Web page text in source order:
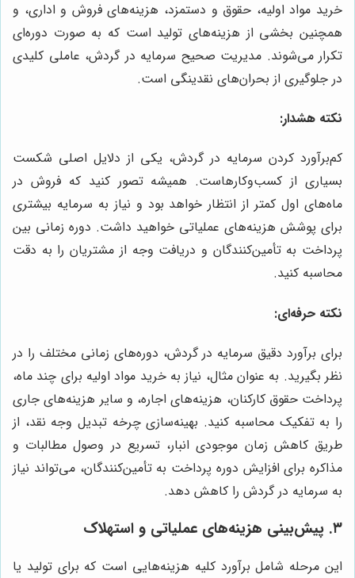
خرید مواد اولیه، حقوق و دستمزد، هزینه‌های فروش و اداری، و
همچنین بخشی از هزینه‌های تولید است که به صورت دوره‌ای
تکرار می‌شوند. مدیریت صحیح سرمایه در گردش، عاملی کلیدی
در جلوگیری از بحران‌های نقدینگی است.
نکته هشدار:
کم‌برآورد کردن سرمایه در گردش، یکی از دلایل اصلی شکست
بسیاری از کسب‌وکارهاست. همیشه تصور کنید که فروش در
ماه‌های اول کمتر از انتظار خواهد بود و نیاز به سرمایه بیشتری
برای پوشش هزینه‌های عملیاتی خواهید داشت. دوره زمانی بین
پرداخت به تأمین‌کنندگان و دریافت وجه از مشتریان را به دقت
محاسبه کنید.
نکته حرفه‌ای:
برای برآورد دقیق سرمایه در گردش، دوره‌های زمانی مختلف را در
نظر بگیرید. به عنوان مثال، نیاز به خرید مواد اولیه برای چند ماه،
پرداخت حقوق کارکنان، هزینه‌های اجاره، و سایر هزینه‌های جاری
را به تفکیک محاسبه کنید. بهینه‌سازی چرخه تبدیل وجه نقد، از
طریق کاهش زمان موجودی انبار، تسریع در وصول مطالبات و
مذاکره برای افزایش دوره پرداخت به تأمین‌کنندگان، می‌تواند نیاز
به سرمایه در گردش را کاهش دهد.
۳. پیش‌بینی هزینه‌های عملیاتی و استهلاک
این مرحله شامل برآورد کلیه هزینه‌هایی است که برای تولید یا